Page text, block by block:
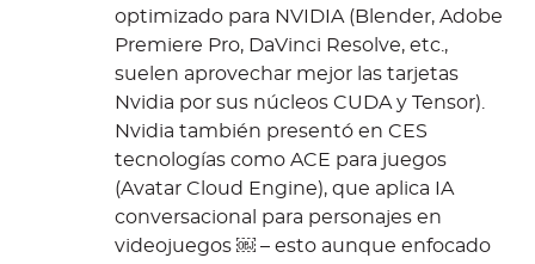
optimizado para NVIDIA (Blender, Adobe
Premiere Pro, DaVinci Resolve, etc.,
suelen aprovechar mejor las tarjetas
Nvidia por sus núcleos CUDA y Tensor).
Nvidia también presentó en CES
tecnologías como ACE para juegos
(Avatar Cloud Engine), que aplica IA
conversacional para personajes en
videojuegos ￼ – esto aunque enfocado